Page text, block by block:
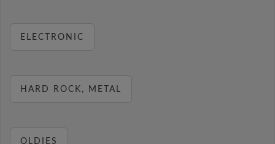
ELECTRONIC
HARD ROCK, METAL
OLDIES